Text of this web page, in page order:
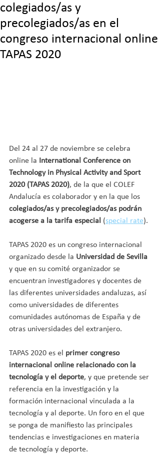
colegiados/as y
precolegiados/as en el
congreso internacional online
TAPAS 2020
Del 24 al 27 de noviembre se celebra
online la
International Conference on
Technology in Physical Activity and Sport
2020 (TAPAS 2020), de la que el COLEF
Andalucía es colaborador y en la que los
colegiados/as y precolegiados/as podrán
acogerse a la tarifa especial (special rate).
TAPAS 2020 es un congreso internacional
organizado desde la Universidad de Sevilla
y que en su comité organizador se
encuentran investigadores y docentes de
las diferentes universidades andaluzas, así
como universidades de diferentes
comunidades autónomas de España y de
otras universidades del extranjero.
TAPAS 2020 es el primer congreso
internacional online relacionado con la
tecnología y el deporte, y que pretende ser
referencia en la investigación y la
formación internacional vinculada a la
tecnología y al deporte. Un foro en el que
se ponga de manifiesto las principales
tendencias e investigaciones en materia
de tecnología y deporte.